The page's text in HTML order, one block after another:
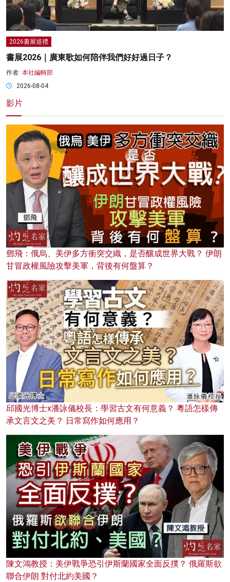
2026書展巡禮
書展2026｜廣東歌如何陪伴我們好好過日子？
作者: 本社編輯部
2026-08-04
影片
鄧飛：俄烏、美伊多方衝突交織，是否釀成世界大戰？ 伊朗
甘冒政權風險攻擊美軍，背後有何盤算？
邱國光博士x潘詠儀校長：學習古文有何意義？ 粵語怎樣傳
承文言文之美？ 日常寫作如何應用？
陳文鴻教授：美伊戰爭恐引伊斯蘭國家全面反撲？ 俄羅斯欲
聯合伊朗 對付北約美國？